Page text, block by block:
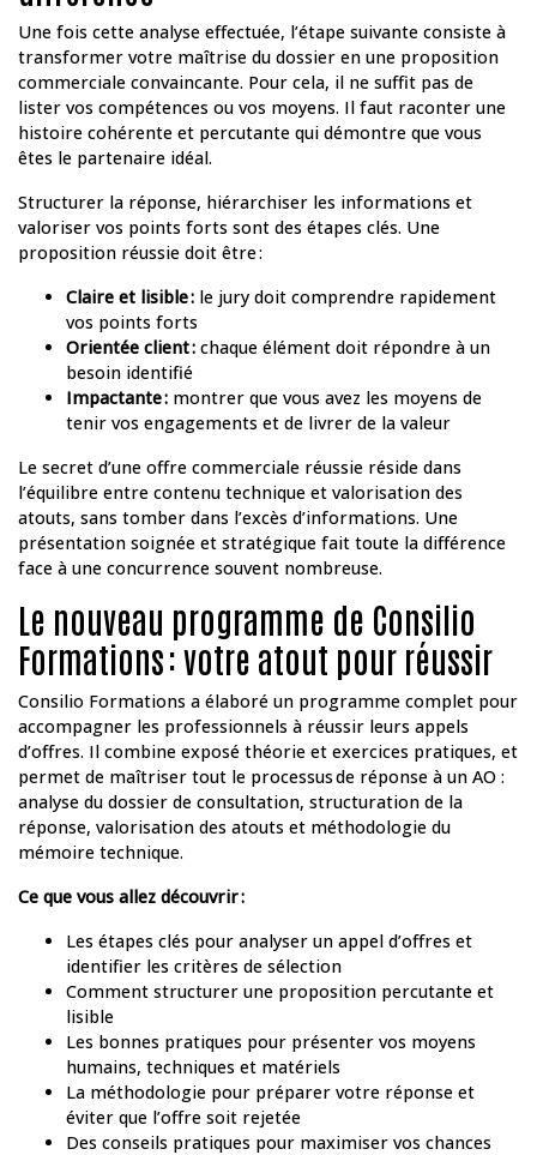
Une fois cette analyse effectuée, l’étape suivante consiste à
transformer votre maîtrise du dossier en une proposition
commerciale convaincante. Pour cela, il ne suffit pas de
lister vos compétences ou vos moyens. Il faut raconter une
histoire cohérente et percutante qui démontre que vous
êtes le partenaire idéal.
Structurer la réponse, hiérarchiser les informations et
valoriser vos points forts sont des étapes clés. Une
proposition réussie doit être :
Claire et lisible : le jury doit comprendre rapidement
vos points forts
Orientée client : chaque élément doit répondre à un
besoin identifié
Impactante : montrer que vous avez les moyens de
tenir vos engagements et de livrer de la valeur
Le secret d’une offre commerciale réussie réside dans
l’équilibre entre contenu technique et valorisation des
atouts, sans tomber dans l’excès d’informations. Une
présentation soignée et stratégique fait toute la différence
face à une concurrence souvent nombreuse.
Le nouveau programme de Consilio
Formations : votre atout pour réussir
Consilio Formations a élaboré un programme complet pour
accompagner les professionnels à réussir leurs appels
d’offres. Il combine exposé théorie et exercices pratiques, et
permet de maîtriser tout le processus de réponse à un AO :
analyse du dossier de consultation, structuration de la
réponse, valorisation des atouts et méthodologie du
mémoire technique.
Ce que vous allez découvrir:
Les étapes clés pour analyser un appel d’offres et
identifier les critères de sélection
Comment structurer une proposition percutante et
lisible
Les bonnes pratiques pour présenter vos moyens
humains, techniques et matériels
La méthodologie pour préparer votre réponse et
éviter que l’offre soit rejetée
Des conseils pratiques pour maximiser vos chances